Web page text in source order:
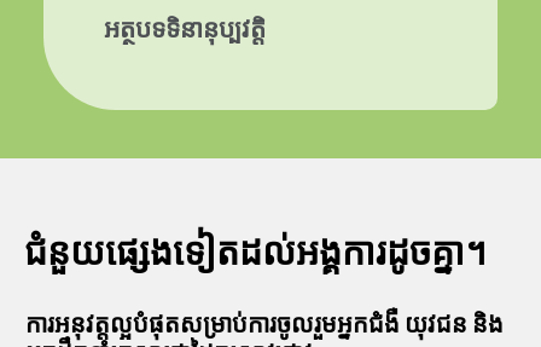
អត្ថបទទិនានុប្បវត្តិ
ជំនួយផ្សេងទៀតដល់អង្គការដូចគ្នា។
ការអនុវត្តល្អបំផុតសម្រាប់ការចូលរួមអ្នកជំងឺ យុវជន និង